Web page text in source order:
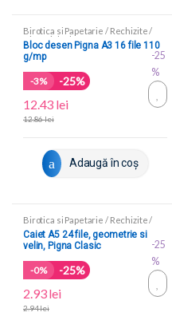
Birotica si Papetarie / Rechizite/
Blocuri de desen
Bloc desen Pigna A3 16 file 110
g/mp
-3% -25%
12.43 lei
12.86lei
Adaugă în coș
-25
%
Birotica si Papetarie / Rechizite/
Caiete scolare
Caiet A5 24 file, geometrie si
velin, Pigna Clasic
-0% -25%
2.93lei
2.94lei
-25
%